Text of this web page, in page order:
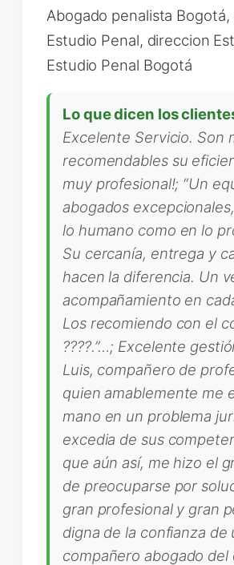
Abogado penalista
Estudio Penal, direccion
Estudio Penal Bogotá
Lo que dicen los
Excelente Servicio. Son
recomendables su
muy profesional!; “Un
abogados
lo humano como en lo
Su cercanía, entrega y
hacen la diferencia. Un
acompañamiento en
Los recomiendo con el
????.”…; Excelente
Luis, compañero de
quien amablemente me
mano en un problema
excedia de sus
que aún así, me hizo el
de preocuparse por
gran profesional y gran
digna de la confianza de
compañero abogado del